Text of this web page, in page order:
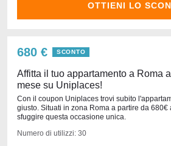
OTTIENI LO
680 € SCONTO
Affitta il tuo appartamento a Roma
mese su Uniplaces!
Con il coupon Uniplaces trovi subito
giusto. Situati in zona Roma a partire da 680€
sfuggire questa occasione unica.
Numero di utilizzi: 30